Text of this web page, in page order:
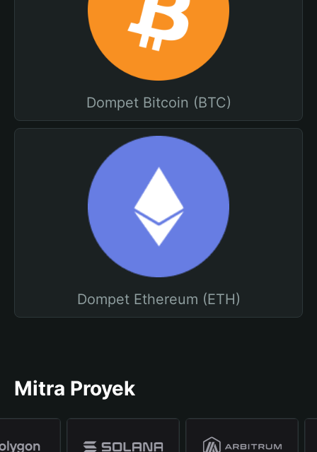
Dompet Bitcoin (BTC)
Dompet Ethereum (ETH)
Mitra Proyek